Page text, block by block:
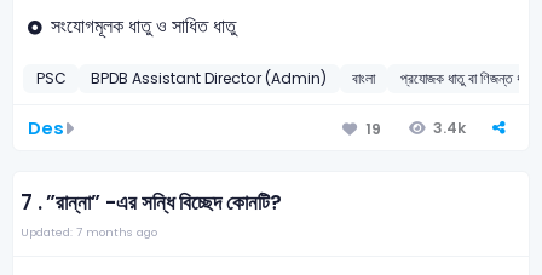
সংযোগমূলক ধাতু ও সাধিত ধাতু
PSC BPDB Assistant Director (Admin) বাংলা প্রযোজক ধাতু বা ণিজন্ত ধাতু
Des 19 3.4k
7 .”রান্না” -এর সন্ধি বিচ্ছেদ কোনটি?
Updated: 7 months ago